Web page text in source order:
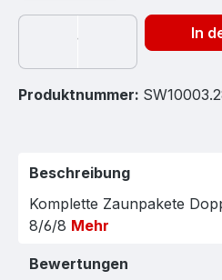
In
Produktnummer:
Beschreibung
Komplette Zaunpakete
8/6/8 Mehr
Bewertungen